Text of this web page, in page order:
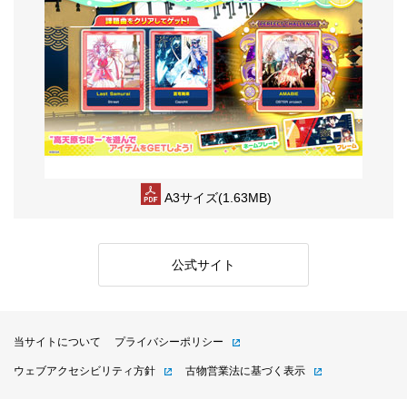
A3サイズ(1.63MB)
公式サイト
当サイトについて プライバシーポリシー
ウェブアクセシビリティ方針 古物営業法に基づく表示